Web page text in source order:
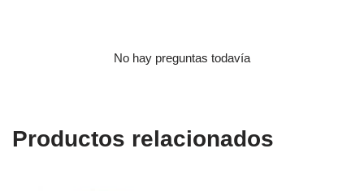
No hay preguntas todavía
Productos relacionados